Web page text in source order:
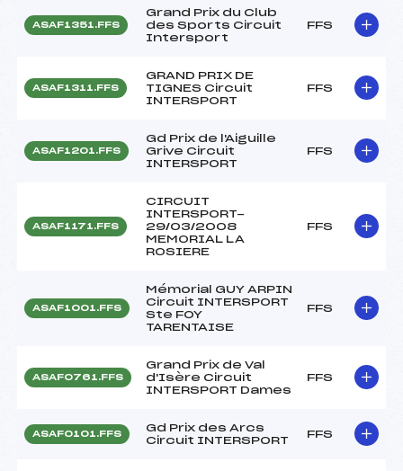
ASAF1351.FFS
Grand Prix du Club
des Sports Circuit
Intersport
FFS
ASAF1311.FFS
GRAND PRIX DE
TIGNES Circuit
INTERSPORT
FFS
ASAF1201.FFS
Gd Prix de l'Aiguille
Grive Circuit
INTERSPORT
FFS
ASAF1171.FFS
CIRCUIT
INTERSPORT-
29/03/2008
MEMORIAL LA
ROSIERE
FFS
ASAF1001.FFS
Mémorial GUY ARPIN
Circuit INTERSPORT
Ste FOY
TARENTAISE
FFS
ASAF0761.FFS
Grand Prix de Val
d'Isère Circuit
INTERSPORT Dames
FFS
ASAF0101.FFS
Gd Prix des Arcs
Circuit INTERSPORT
FFS